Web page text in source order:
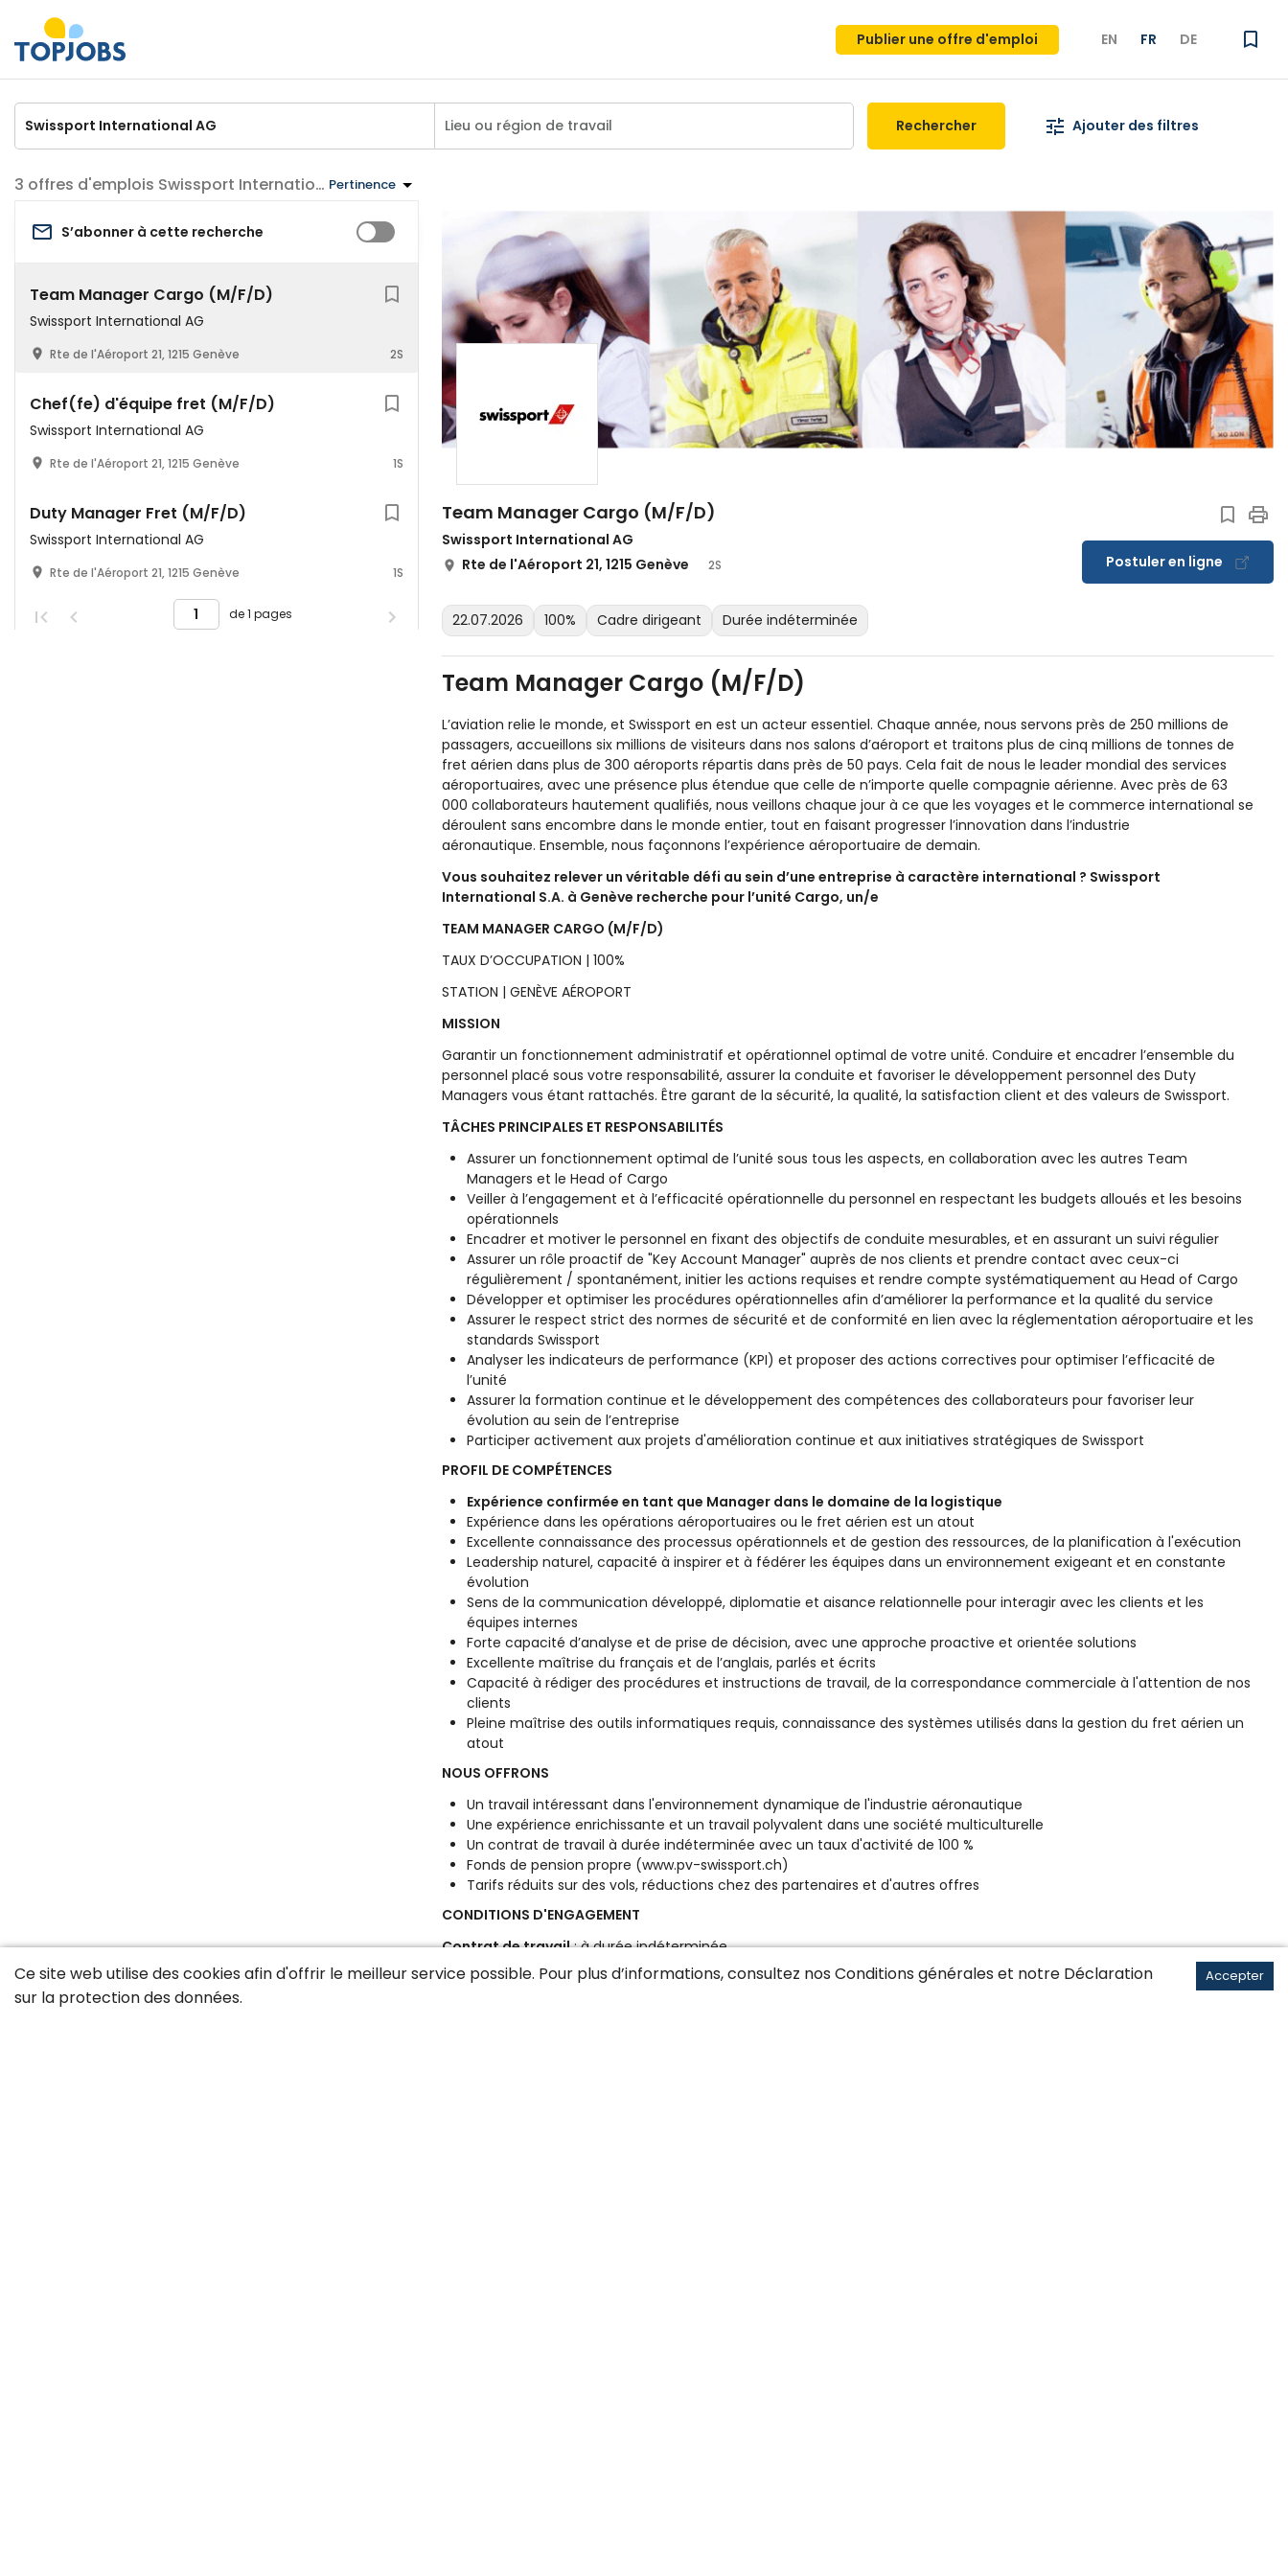
Publier une offre d'emploi EN FR DE
Rechercher Ajouter des filtres
offres d'emplois Swissport International AG Pertinence
S’abonner à cette recherche
Team Manager Cargo (M/F/D)
Swissport International AG
Rte de l'Aéroport 21, 1215 Genève 2S
Chef(fe) d'équipe fret (M/F/D)
Swissport International AG
Rte de l'Aéroport 21, 1215 Genève 1S
Duty Manager Fret (M/F/D)
Swissport International AG
Rte de l'Aéroport 21, 1215 Genève 1S
de 1 pages
Team Manager Cargo (M/F/D)
Swissport International AG
Rte de l'Aéroport 21, 1215 Genève
2S Postuler en ligne
22.07.2026 100% Cadre dirigeant Durée indéterminée
Team Manager Cargo (M/F/D)
L’aviation relie le monde, et Swissport en est un acteur essentiel. Chaque année, nous servons près de 250 millions de
passagers, accueillons six millions de visiteurs dans nos salons d’aéroport et traitons plus de cinq millions de tonnes de
fret aérien dans plus de 300 aéroports répartis dans près de 50 pays. Cela fait de nous le leader mondial des services
aéroportuaires, avec une présence plus étendue que celle de n’importe quelle compagnie aérienne. Avec près de 63
000 collaborateurs hautement qualifiés, nous veillons chaque jour à ce que les voyages et le commerce international se
déroulent sans encombre dans le monde entier, tout en faisant progresser l’innovation dans l’industrie
aéronautique. Ensemble, nous façonnons l’expérience aéroportuaire de demain.
Vous souhaitez relever un véritable défi au sein d’une entreprise à caractère international ? Swissport
International S.A. à Genève recherche pour l’unité Cargo, un/e
TEAM MANAGER CARGO (M/F/D)
TAUX D’OCCUPATION | 100%
STATION | GENÈVE AÉROPORT
MISSION
Garantir un fonctionnement administratif et opérationnel optimal de votre unité. Conduire et encadrer l’ensemble du
personnel placé sous votre responsabilité, assurer la conduite et favoriser le développement personnel des Duty
Managers vous étant rattachés. Être garant de la sécurité, la qualité, la satisfaction client et des valeurs de Swissport.
TÂCHES PRINCIPALES ET RESPONSABILITÉS
Assurer un fonctionnement optimal de l’unité sous tous les aspects, en collaboration avec les autres Team
Managers et le Head of Cargo
Veiller à l’engagement et à l’efficacité opérationnelle du personnel en respectant les budgets alloués et les besoins
opérationnels
Encadrer et motiver le personnel en fixant des objectifs de conduite mesurables, et en assurant un suivi régulier
Assurer un rôle proactif de "Key Account Manager" auprès de nos clients et prendre contact avec ceux-ci
régulièrement / spontanément, initier les actions requises et rendre compte systématiquement au Head of Cargo
Développer et optimiser les procédures opérationnelles afin d’améliorer la performance et la qualité du service
Assurer le respect strict des normes de sécurité et de conformité en lien avec la réglementation aéroportuaire et les
standards Swissport
Analyser les indicateurs de performance (KPI) et proposer des actions correctives pour optimiser l’efficacité de
l’unité
Assurer la formation continue et le développement des compétences des collaborateurs pour favoriser leur
évolution au sein de l’entreprise
Participer activement aux projets d'amélioration continue et aux initiatives stratégiques de Swissport
PROFIL DE COMPÉTENCES
Expérience confirmée en tant que Manager dans le domaine de la logistique
Expérience dans les opérations aéroportuaires ou le fret aérien est un atout
Excellente connaissance des processus opérationnels et de gestion des ressources, de la planification à l'exécution
Leadership naturel, capacité à inspirer et à fédérer les équipes dans un environnement exigeant et en constante
évolution
Sens de la communication développé, diplomatie et aisance relationnelle pour interagir avec les clients et les
équipes internes
Forte capacité d’analyse et de prise de décision, avec une approche proactive et orientée solutions
Excellente maîtrise du français et de l’anglais, parlés et écrits
Capacité à rédiger des procédures et instructions de travail, de la correspondance commerciale à l'attention de nos
clients
Pleine maîtrise des outils informatiques requis, connaissance des systèmes utilisés dans la gestion du fret aérien un
atout
NOUS OFFRONS
Un travail intéressant dans l'environnement dynamique de l'industrie aéronautique
Une expérience enrichissante et un travail polyvalent dans une société multiculturelle
Un contrat de travail à durée indéterminée avec un taux d'activité de 100 %
Fonds de pension propre (www.pv-swissport.ch)
Tarifs réduits sur des vols, réductions chez des partenaires et d'autres offres
CONDITIONS D'ENGAGEMENT
Contrat de travail: à durée indéterminée
Taux d’activité: 100%
Horaire de travail
: régulier, sauf cas particuliers et permanence certains week-ends
Ce site web utilise des cookies afin d'offrir le meilleur service possible. Pour plus d’informations, consultez nos Conditions générales et notre Déclaration
sur la protection des données.
Accepter